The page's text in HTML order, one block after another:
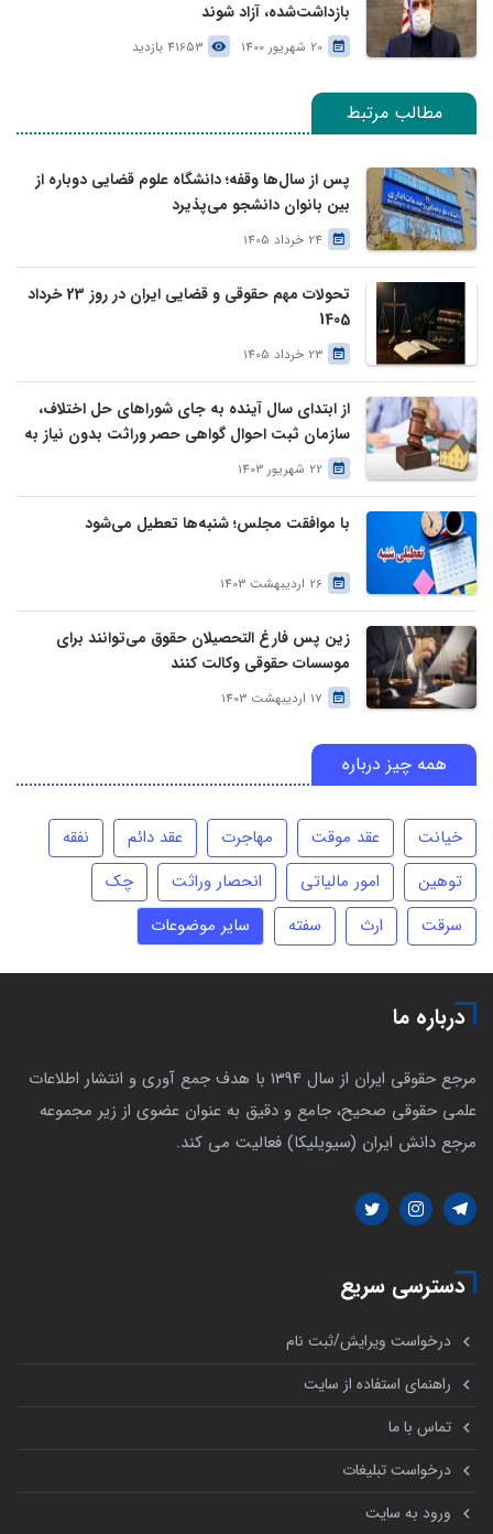
بازداشت‌شده، آزاد شوند
20 شهریور 1400 41653 بازدید
مطالب مرتبط
پس از سال‌ها وقفه؛ دانشگاه علوم قضایی دوباره از
بین بانوان دانشجو می‌پذیرد
24 خرداد 1405
تحولات مهم حقوقی و قضایی ایران در روز 23 خرداد
1405
23 خرداد 1405
از ابتدای سال آینده به جای شوراهای حل اختلاف،
سازمان ثبت احوال گواهی حصر وراثت بدون نیاز به
درخواست وراث صادر خواهد کرد
22 شهریور 1403
با موافقت مجلس؛ شنبه‌ها تعطیل می‌شود
26 اردیبهشت 1403
زین پس فارغ التحصیلان حقوق می‌توانند برای
موسسات حقوقی وکالت کنند
17 اردیبهشت 1403
همه چیز درباره
خیانت عقد موقت مهاجرت عقد دائم
نفقه
توهین
امور مالیاتی انحصار وراثت
چک
سرقت
ارث سفته سایر موضوعات
درباره ما
مرجع حقوقی ایران از سال 1394 با هدف جمع آوری و انتشار اطلاعات
علمی حقوقی صحیح، جامع و دقیق به عنوان عضوی از زیر مجموعه
مرجع دانش ایران (سیویلیکا) فعالیت می کند.
دسترسی سریع
درخواست ویرایش/ثبت نام
راهنمای استفاده از سایت
تماس با ما
درخواست تبلیغات
ورود به سایت